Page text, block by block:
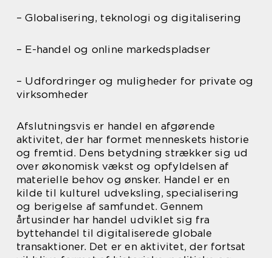
– Globalisering, teknologi og digitalisering
– E-handel og online markedspladser
– Udfordringer og muligheder for private og
virksomheder
Afslutningsvis er handel en afgørende
aktivitet, der har formet menneskets historie
og fremtid. Dens betydning strækker sig ud
over økonomisk vækst og opfyldelsen af
materielle behov og ønsker. Handel er en
kilde til kulturel udveksling, specialisering
og berigelse af samfundet. Gennem
årtusinder har handel udviklet sig fra
byttehandel til digitaliserede globale
transaktioner. Det er en aktivitet, der fortsat